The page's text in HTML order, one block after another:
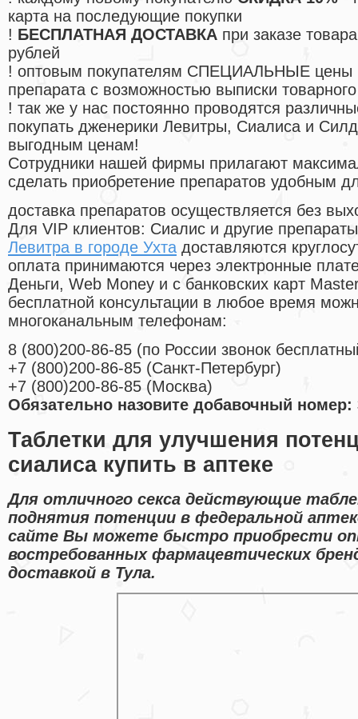
карта на последующие покупки
! БЕСПЛАТНАЯ ДОСТАВКА при заказе
рублей
! оптовым покупателям СПЕЦИАЛЬНЫЕ цены
препарата с возможностью выписки
! так же у нас постоянно проводятся
покупать дженерики Левитры, Сиалиса и
выгодным ценам!
Cотрудники нашей фирмы прилагают
сделать приобретение препаратов удобным
доставка препаратов осуществляется без
Для VIP клиентов: Сиалис и другие
Левитра в городе Ухта доставляются
оплата принимаются через электронные
Деньги, Web Money и с банковских карт
бесплатной консультации в любое время
многоканальным телефонам:
8 (800)200-86-85 (по России звонок
+7 (800)200-86-85 (Санкт-Петербург)
+7 (800)200-86-85 (Москва)
Обязательно назовите добавочный номер:
Таблетки для улучшения
сиалиса купить в аптеке
Для отличного секса действующие
поднятия потенции в федеральной
сайте Вы можете быстро приобрести
востребованных фармацевтических
доставкой в Тула.